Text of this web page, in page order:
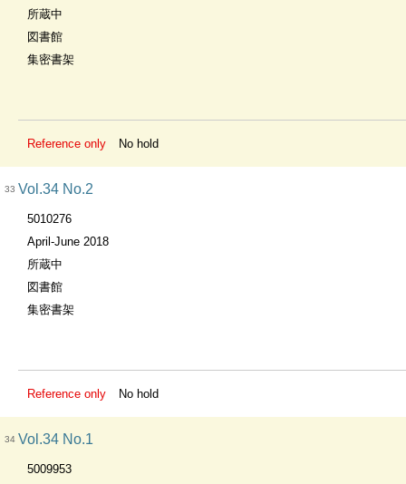
所蔵中
図書館
集密書架
Reference only No hold
33 Vol.34 No.2
5010276
April-June 2018
所蔵中
図書館
集密書架
Reference only No hold
34 Vol.34 No.1
5009953